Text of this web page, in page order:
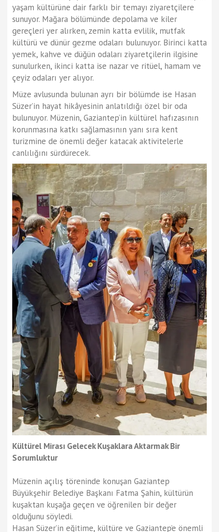
yaşam kültürüne dair farklı bir temayı ziyaretçilere
sunuyor. Mağara bölümünde depolama ve kiler
gereçleri yer alırken, zemin katta evlilik, mutfak
kültürü ve dünür gezme odaları bulunuyor. Birinci katta
yemek, kahve ve düğün odaları ziyaretçilerin ilgisine
sunulurken, ikinci katta ise nazar ve ritüel, hamam ve
çeyiz odaları yer alıyor.
Müze avlusunda bulunan ayrı bir bölümde ise Hasan
Süzer’in hayat hikâyesinin anlatıldığı özel bir oda
bulunuyor. Müzenin, Gaziantep’in kültürel hafızasının
korunmasına katkı sağlamasının yanı sıra kent
turizmine de önemli değer katacak aktivitelerle
canlılığını sürdürecek.
Kültürel Mirası Gelecek Kuşaklara Aktarmak Bir
Sorumluktur
Müzenin açılış töreninde konuşan Gaziantep
Büyükşehir Belediye Başkanı Fatma Şahin, kültürün
kuşaktan kuşağa geçen ve öğrenilen bir değer
olduğunu söyledi.
Hasan Süzer’in eğitime, kültüre ve Gaziantep’e önemli